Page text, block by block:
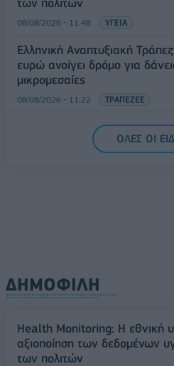
08/08/2026 - 11:48 ΥΓΕΙΑ
Ελληνική Αναπτυξιακή
ευρώ ανοίγει δρόμο για
μικρομεσαίες
08/08/2026 - 11:22 ΤΡΑΠΕΖΕΣ
5G παντού, 6G στον
Ελλάδα στη μεγάληΟΛΕΣ ΟΙ
ΔΗΜΟΦΙΛΗ
Health Monitoring: Η εθνική
αξιοποίηση των δεδομένων
των πολιτών